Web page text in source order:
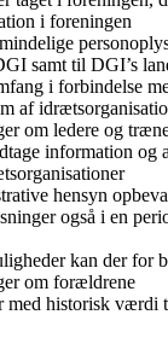
i foreningen
samt til DGI’s
i forbindelse
af
om ledere og
information og
hensyn
også i en
kan der for
om forældrene
med historisk værdi